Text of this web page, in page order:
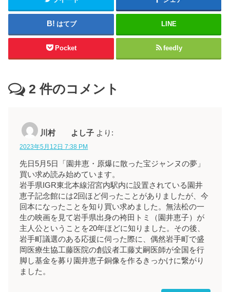
はてブ LINE
Pocket feedly
2 件のコメント
川村 よし子 より:
2023年5月12日 7:38 PM
先日5月5日「園井恵・原爆に散った宝ジャンヌの夢」
買い求め読み始めています。
岩手県IGR東北本線沼宮内駅内に設置されている園井
恵子記念館には2回ほど伺ったことがありましたが、今
回本になったことを知り買い求めました。無法松の一
生の映画を見て岩手県出身の袴田トミ（園井恵子）が
主人公ということを20年ほどに知りました。その後、
岩手町議選のある応援に伺った際に、偶然岩手町で盛
岡医療生協工藤医院の創設者工藤丈嗣医師が全国を行
脚し基金を募り園井恵子銅像を作るきっかけに繋がり
ました。